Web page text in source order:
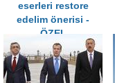
eserleri restore
edelim önerisi -
ÖZEL